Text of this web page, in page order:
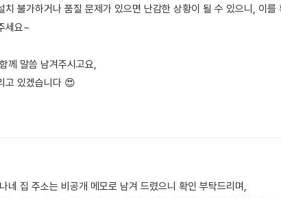
불가하거나 품질 문제가 있으면 난감한 상황이 될 수 있으니, 이를
세요~
께 말씀 남겨주시고요,
고 있겠습니다 😍
네 집 주소는 비공개 메모로 남겨 드렸으니 확인 부탁드리며,